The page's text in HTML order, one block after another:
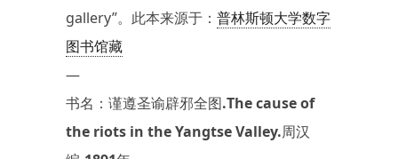
gallery”。此本来源于： 普林斯顿大学数字
图书馆藏
—
书名：谨遵圣谕辟邪全图.The cause of
the riots in the Yangtse Valley.周汉